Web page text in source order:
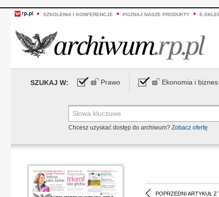
SZKOLENIA I KONFERENCJE POZNAJ NASZE PRODUKTY E-
SZUKAJ W: Prawo Ekonomia i biznes
Chcesz uzyskać dostęp do archiwum? Zobacz ofertę
POPRZEDNI ARTYKUŁ Z